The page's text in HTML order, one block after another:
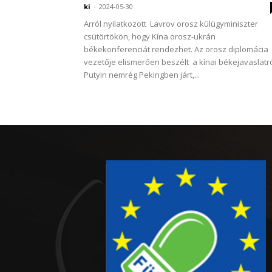
ki - 2024-05-30
Arról nyilatkozott Lavrov orosz külügyminiszter
csütörtökön, hogy Kína orosz-ukrán
békekonferenciát rendezhet. Az orosz diplomácia
vezetője elismerően beszélt a kínai
Putyin nemrég Pekingben járt,...